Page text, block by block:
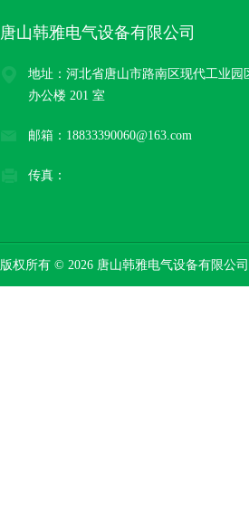
唐山韩雅电气设备有限公司
地址：河北省唐山市路南区现代工业园
办公楼 201 室
邮箱：18833390060@163.com
传真：
版权所有 © 2026 唐山韩雅电气设备有限公